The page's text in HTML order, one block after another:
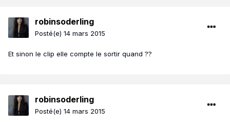
robinsoderling
Posté(e) 14 mars 2015
Et sinon le clip elle compte le sortir quand ??
robinsoderling
Posté(e) 14 mars 2015